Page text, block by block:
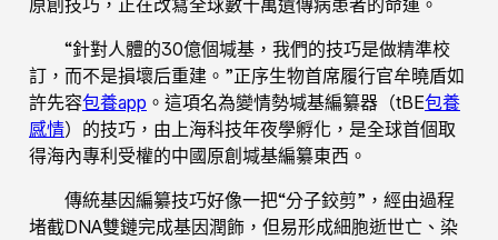
“針對人體的30億個堿基，我們的技巧是做精準校
訂，而不是損壞后重建。”正序生物首席履行官牟曉盾如
許先容包養app 。這項名為變情勢堿基編纂器（tBE包養
感情）的技巧，由上海科技年夜學孵化，是全球首個取
得海內專利受權的中國原創堿基編纂東西。
傳統基因編纂技巧好像一把“分子鉸剪”，經由過程
堵截DNA雙鏈完成基因潤飾，但易形成細胞逝世亡、染